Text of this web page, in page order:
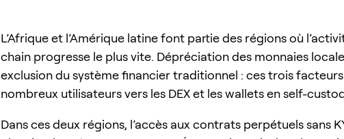
L’Afrique et l’Amérique latine font partie des régions où
chain progresse le plus vite. Dépréciation des monnaies
exclusion du système financier traditionnel : ces trois
nombreux utilisateurs vers les DEX et les wallets en self-
Dans ces deux régions, l’accès aux contrats perpétuels sans